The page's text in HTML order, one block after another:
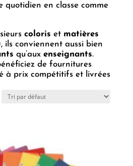
quotidien en classe comme
coloris et matières
ils conviennent aussi bien
qu’aux enseignants.
de fournitures
à prix compétitifs et livrées